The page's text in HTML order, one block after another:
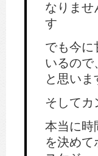
なりませ
す
でも今に
いるので
と思いま
そしてカ
本当に時
を決め